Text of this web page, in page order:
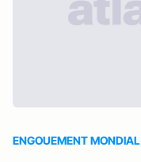
ENGOUEMENT MONDIAL